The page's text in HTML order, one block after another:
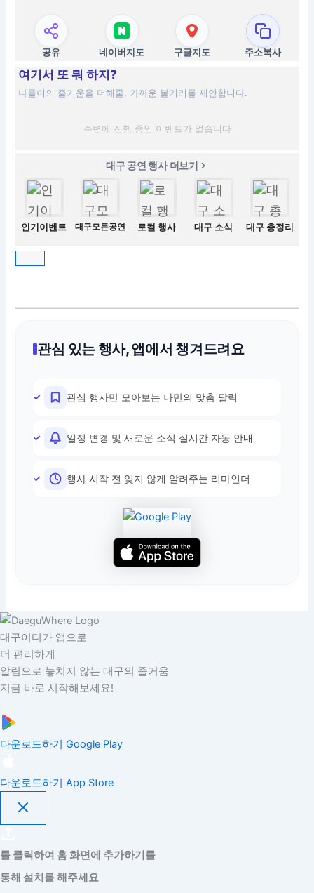
공유 네이버지도 구글지도 주소복사
여기서 또 뭐 하지?
나들이의 즐거움을 더해줄, 가까운 볼거리를 제안합니다.
주변에 진행 중인 이벤트가 없습니다
대구 공연 행사 더보기
인기이벤트 대구모든공연 로컬 행사 대구 소식 대구 총정리
관심 있는 행사, 앱에서 챙겨드려요
관심 행사만 모아보는 나만의 맞춤 달력
일정 변경 및 새로운 소식 실시간 자동 안내
행사 시작 전 잊지 않게 알려주는 리마인더
대구어디가 앱으로
더 편리하게
알림으로 놓치지 않는 대구의 즐거움
지금 바로 시작해보세요!
다운로드하기 Google Play
다운로드하기 App Store
를 클릭하여 홈 화면에 추가하기를
통해 설치를 해주세요